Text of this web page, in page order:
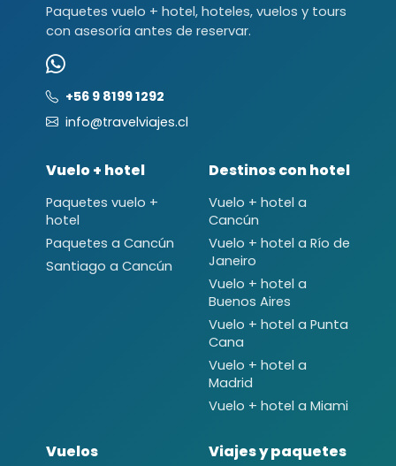
Paquetes vuelo + hotel, hoteles, vuelos y tours
con asesoría antes de reservar.
+56 9 8199 1292
info@travelviajes.cl
Vuelo + hotel
Paquetes vuelo +
hotel
Paquetes a Cancún
Santiago a Cancún
Destinos con hotel
Vuelo + hotel a
Cancún
Vuelo + hotel a Río de
Janeiro
Vuelo + hotel a
Buenos Aires
Vuelo + hotel a Punta
Cana
Vuelo + hotel a
Madrid
Vuelo + hotel a Miami
Vuelos Viajes y paquetes